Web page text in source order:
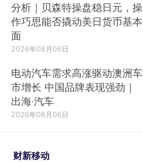
分析｜贝森特操盘稳日元，操
作巧思能否撬动美日货币基本
面
2026年08月06日
电动汽车需求高涨驱动澳洲车
市增长 中国品牌表现强劲｜
出海·汽车
2026年08月06日
财新移动